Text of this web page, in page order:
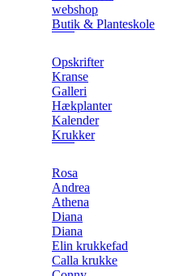
webshop
Butik & Planteskole
Opskrifter
Kranse
Galleri
Hækplanter
Kalender
Krukker
Rosa
Andrea
Athena
Diana
Diana
Elin krukkefad
Calla krukke